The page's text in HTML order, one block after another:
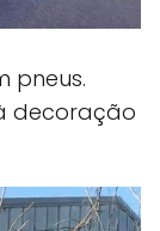
pneus.
decoração